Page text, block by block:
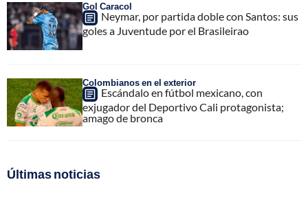
Gol Caracol
Neymar, por partida doble con Santos: sus
goles a Juventude por el Brasileirao
Colombianos en el exterior
Escándalo en fútbol mexicano, con
exjugador del Deportivo Cali protagonista;
amago de bronca
Últimas noticias